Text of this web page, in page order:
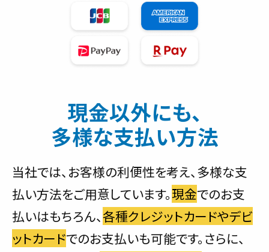
現金以外にも、
多様な支払い方法
当社では、お客様の利便性を考え、多様な支
払い方法をご用意しています。現金でのお支
払いはもちろん、各種クレジットカードやデビ
ットカードでのお支払いも可能です。さらに、